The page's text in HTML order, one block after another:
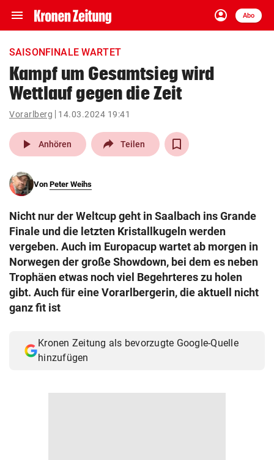
menu Navigation
ein-/ausklappen
account_circle
Anmelden
Abo
close Schließen
account_circle Anmelden
pin_drop
Wien arrow_right
search
eingeben
© Krone Multimedia GmbH & Co KG 2026
Muthgasse 2, 1190 Wien
SAISONFINALE WARTET
Kampf um Gesamtsieg wird
Wettlauf gegen die Zeit
Vorarlberg 14.03.2024 19:41
play_arrow Anhören Teilen
Von Peter Weihs
Nicht nur der Weltcup geht in Saalbach ins Grande
Finale und die letzten Kristallkugeln werden
vergeben. Auch im Europacup wartet ab morgen in
Norwegen der große Showdown, bei dem es neben
Trophäen etwas noch viel Begehrteres zu holen
gibt. Auch für eine Vorarlbergerin, die aktuell nicht
ganz fit ist
Kronen Zeitung als bevorzugte Google-Quelle
hinzufügen